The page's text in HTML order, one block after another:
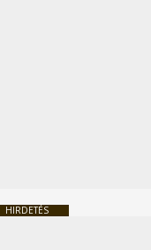
HIRDETÉS